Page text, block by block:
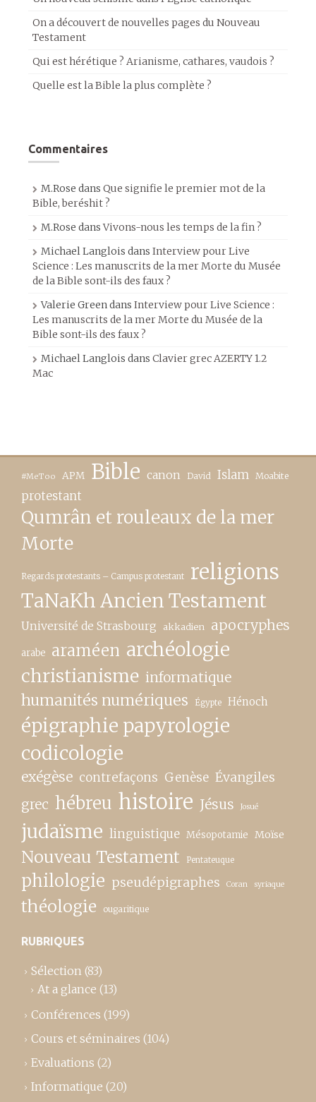
On a découvert de nouvelles pages du Nouveau
Testament
Qui est hérétique ? Arianisme, cathares, vaudois ?
Quelle est la Bible la plus complète ?
Commentaires
M.Rose dans Que signifie le premier mot de la
Bible, beréshit ?
M.Rose dansVivons-nous les temps de la fin ?
Michael Langlois dans Interview pour Live
Science : Les manuscrits de la mer Morte du Musée
de la Bible sont-ils des faux ?
Valerie Greendans Interview pour Live Science :
Les manuscrits de la mer Morte du Musée de la
Bible sont-ils des faux ?
Michael Langlois dans Clavier grec AZERTY 1.2
Mac
#MeToo APM Bible canon David Islam Moabite
protestant
Qumrân et rouleaux de la mer
Morte
Regards protestants – Campus protestant religions
TaNaKh Ancien Testament
Université de Strasbourg akkadien apocryphes
arabe araméen archéologie
christianisme informatique
humanités numériques Égypte Hénoch
épigraphie papyrologie
codicologie
exégèse contrefaçons Genèse Évangiles
grec hébreu histoire Jésus Josué
judaïsme linguistique Mésopotamie Moïse
Nouveau Testament Pentateuque
philologie pseudépigraphes Coran syriaque
théologie ougaritique
RUBRIQUES
Sélection (83)
At a glance (13)
Conférences (199)
Cours et séminaires (104)
Evaluations (2)
Informatique (20)